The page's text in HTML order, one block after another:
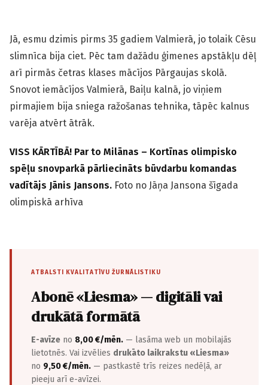
Jā, esmu dzimis pirms 35 gadiem Valmierā, jo tolaik Cēsu
slimnīca bija ciet. Pēc tam dažādu ģimenes apstākļu dēļ
arī pirmās četras klases mācījos Pārgaujas skolā.
Snovot iemācījos Valmierā, Baiļu kalnā, jo viņiem
pirmajiem bija sniega ražošanas tehnika, tāpēc kalnus
varēja atvērt ātrāk.
VISS KĀRTĪBĀ! Par to Milānas – Kortīnas olimpisko
spēļu snovparkā pārliecināts būvdarbu komandas
vadītājs Jānis Jansons. Foto no Jāņa Jansona šīgada
olimpiskā arhīva
ATBALSTI KVALITATĪVU ŽURNĀLISTIKU
Abonē «Liesma» — digitāli vai
drukātā formātā
E-avīze no 8,00 €/mēn. — lasāma web un mobilajās
lietotnēs. Vai izvēlies drukāto laikrakstu «Liesma»
no 9,50 €/mēn. — pastkastē trīs reizes nedēļā, ar
pieeju arī e-avīzei.